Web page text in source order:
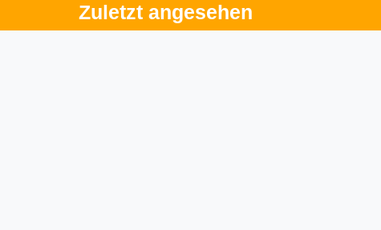
Zuletzt angesehen